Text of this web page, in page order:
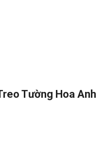
Tường Hoa Anh